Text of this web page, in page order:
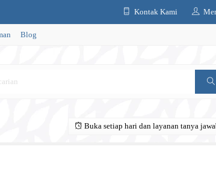
Kontak Kami
Blog
Buka setiap hari dan layanan tanya